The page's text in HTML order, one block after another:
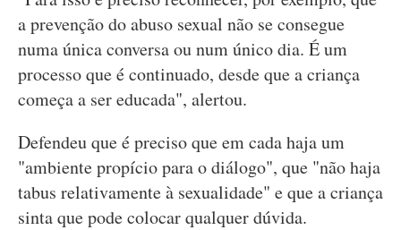
a prevenção do abuso sexual não se consegue
numa única conversa ou num único dia. É um
processo que é continuado, desde que a criança
começa a ser educada", alertou.
Defendeu que é preciso que em cada haja um
"ambiente propício para o diálogo", que "não haja
tabus relativamente à sexualidade" e que a criança
sinta que pode colocar qualquer dúvida.